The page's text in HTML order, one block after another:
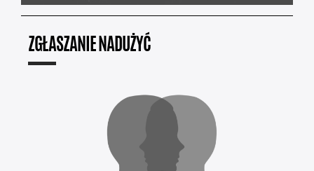
ZGŁASZANIE NADUŻYĆ